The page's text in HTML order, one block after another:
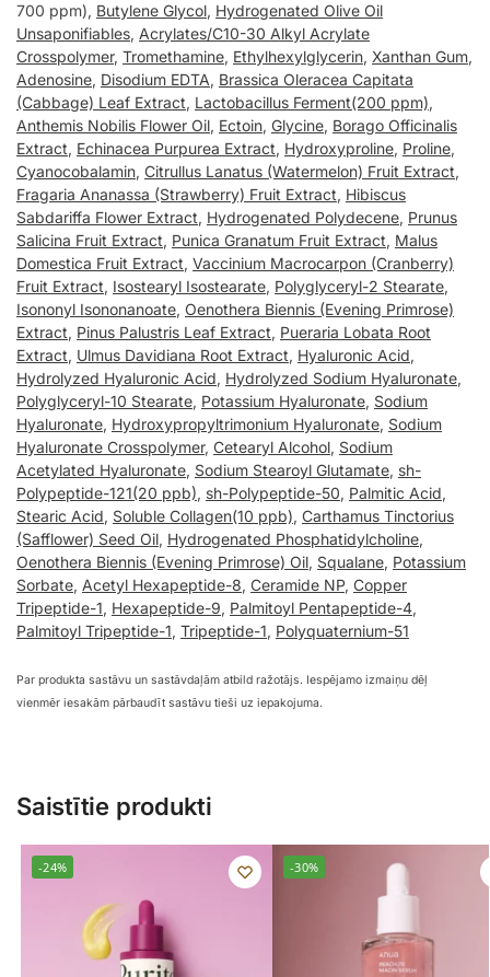
700 ppm), Butylene Glycol, Hydrogenated Olive Oil
Unsaponifiables, Acrylates/C10-30 Alkyl Acrylate
Crosspolymer, Tromethamine, Ethylhexylglycerin, Xanthan Gum,
Adenosine, Disodium EDTA, Brassica Oleracea Capitata
(Cabbage) Leaf Extract, Lactobacillus Ferment(200 ppm),
Anthemis Nobilis Flower Oil, Ectoin, Glycine, Borago Officinalis
Extract, Echinacea Purpurea Extract, Hydroxyproline, Proline,
Cyanocobalamin, Citrullus Lanatus (Watermelon) Fruit Extract,
Fragaria Ananassa (Strawberry) Fruit Extract, Hibiscus
Sabdariffa Flower Extract, Hydrogenated Polydecene, Prunus
Salicina Fruit Extract, Punica Granatum Fruit Extract, Malus
Domestica Fruit Extract, Vaccinium Macrocarpon (Cranberry)
Fruit Extract, Isostearyl Isostearate, Polyglyceryl-2 Stearate,
Isononyl Isononanoate, Oenothera Biennis (Evening Primrose)
Extract, Pinus Palustris Leaf Extract, Pueraria Lobata Root
Extract, Ulmus Davidiana Root Extract, Hyaluronic Acid,
Hydrolyzed Hyaluronic Acid, Hydrolyzed Sodium Hyaluronate,
Polyglyceryl-10 Stearate, Potassium Hyaluronate, Sodium
Hyaluronate, Hydroxypropyltrimonium Hyaluronate, Sodium
Hyaluronate Crosspolymer, Cetearyl Alcohol, Sodium
Acetylated Hyaluronate, Sodium Stearoyl Glutamate, sh-
Polypeptide-121(20 ppb), sh-Polypeptide-50, Palmitic Acid,
Stearic Acid, Soluble Collagen(10 ppb), Carthamus Tinctorius
(Safflower) Seed Oil, Hydrogenated Phosphatidylcholine,
Oenothera Biennis (Evening Primrose) Oil, Squalane, Potassium
Sorbate, Acetyl Hexapeptide-8, Ceramide NP, Copper
Tripeptide-1, Hexapeptide-9, Palmitoyl Pentapeptide-4,
Palmitoyl Tripeptide-1, Tripeptide-1, Polyquaternium-51
Par produkta sastāvu un sastāvdaļām atbild ražotājs. Iespējamo izmaiņu dēļ
vienmēr iesakām pārbaudīt sastāvu tieši uz iepakojuma.
Saistītie produkti
-24% -30%